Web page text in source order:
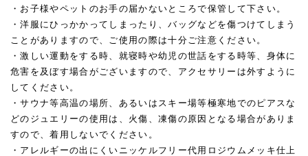
・お子様やペットのお手の届かないところで保管して下さい。
・洋服にひっかかってしまったり、バッグなどを傷つけてしまう
ことがありますので、ご使用の際は十分ご注意ください。
・激しい運動をする時、就寝時や幼児の世話をする時等、身体に
危害を及ぼす場合がございますので、アクセサリーは外すように
してください。
・サウナ等高温の場所、あるいはスキー場等極寒地でのピアスな
どのジュエリーの使用は、火傷、凍傷の原因となる場合がありま
すので、着用しないでください。
・アレルギーの出にくいニッケルフリー代用ロジウムメッキ仕上